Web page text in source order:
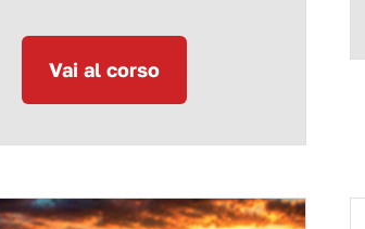
Vai al corso